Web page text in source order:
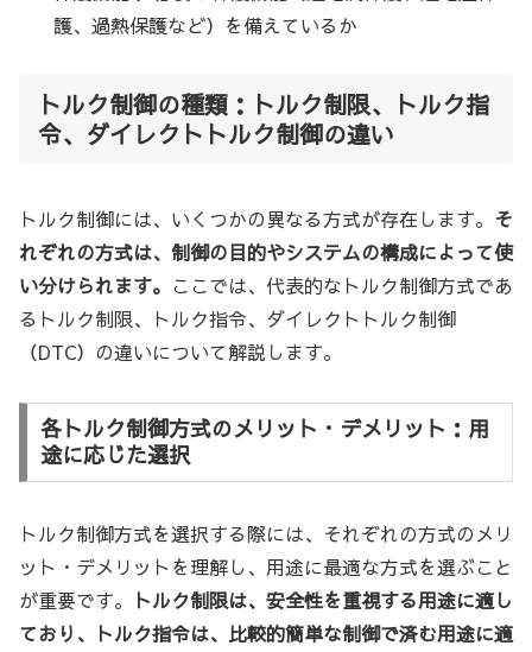
護、過熱保護など）を備えているか
トルク制御の種類：トルク制限、トルク指
令、ダイレクトトルク制御の違い
トルク制御には、いくつかの異なる方式が存在します。 そ
れぞれの方式は、制御の目的やシステムの構成によって使
い分けられます。 ここでは、代表的なトルク制御方式であ
るトルク制限、トルク指令、ダイレクトトルク制御
（DTC）の違いについて解説します。
各トルク制御方式のメリット・デメリット：用
途に応じた選択
トルク制御方式を選択する際には、それぞれの方式のメリ
ット・デメリットを理解し、用途に最適な方式を選ぶこと
が重要です。
トルク制限は、安全性を重視する用途に適し
ており、トルク指令は、比較的簡単な制御で済む用途に適